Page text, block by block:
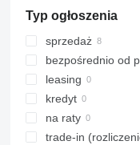
Typ ogłoszenia
sprzedaż
bezpośrednio od
leasing
kredyt
na raty
trade-in